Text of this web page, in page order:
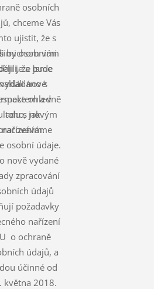
osobních
chceme Vás
ujistit, že s
osobními
je a bude
nakládáno s
a v
s novým
nařízením.
bychom vám
že jsme
vydali nové
ohledně
toho, jak
osobní údaje.
nově vydané
zpracování
údajů
požadavky
nařízení
o ochraně
údajů, a
účinné od
května 2018.